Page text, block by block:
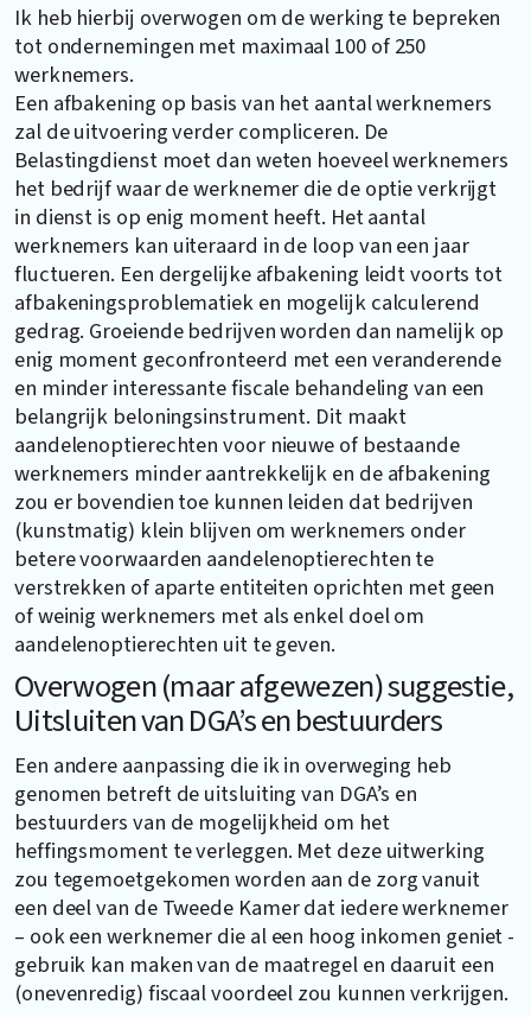
Ik heb hierbij overwogen om de werking te bepreken
tot ondernemingen met maximaal 100 of 250
werknemers.
Een afbakening op basis van het aantal werknemers
zal de uitvoering verder compliceren. De
Belastingdienst moet dan weten hoeveel werknemers
het bedrijf waar de werknemer die de optie verkrijgt
in dienst is op enig moment heeft. Het aantal
werknemers kan uiteraard in de loop van een jaar
fluctueren. Een dergelijke afbakening leidt voorts tot
afbakeningsproblematiek en mogelijk calculerend
gedrag. Groeiende bedrijven worden dan namelijk op
enig moment geconfronteerd met een veranderende
en minder interessante fiscale behandeling van een
belangrijk beloningsinstrument. Dit maakt
aandelenoptierechten voor nieuwe of bestaande
werknemers minder aantrekkelijk en de afbakening
zou er bovendien toe kunnen leiden dat bedrijven
(kunstmatig) klein blijven om werknemers onder
betere voorwaarden aandelenoptierechten te
verstrekken of aparte entiteiten oprichten met geen
of weinig werknemers met als enkel doel om
aandelenoptierechten uit te geven.
Overwogen (maar afgewezen) suggestie,
Uitsluiten van DGA’s en bestuurders
Een andere aanpassing die ik in overweging heb
genomen betreft de uitsluiting van DGA’s en
bestuurders van de mogelijkheid om het
heffingsmoment te verleggen. Met deze uitwerking
zou tegemoetgekomen worden aan de zorg vanuit
een deel van de Tweede Kamer dat iedere werknemer
– ook een werknemer die al een hoog inkomen geniet -
gebruik kan maken van de maatregel en daaruit een
(onevenredig) fiscaal voordeel zou kunnen verkrijgen.